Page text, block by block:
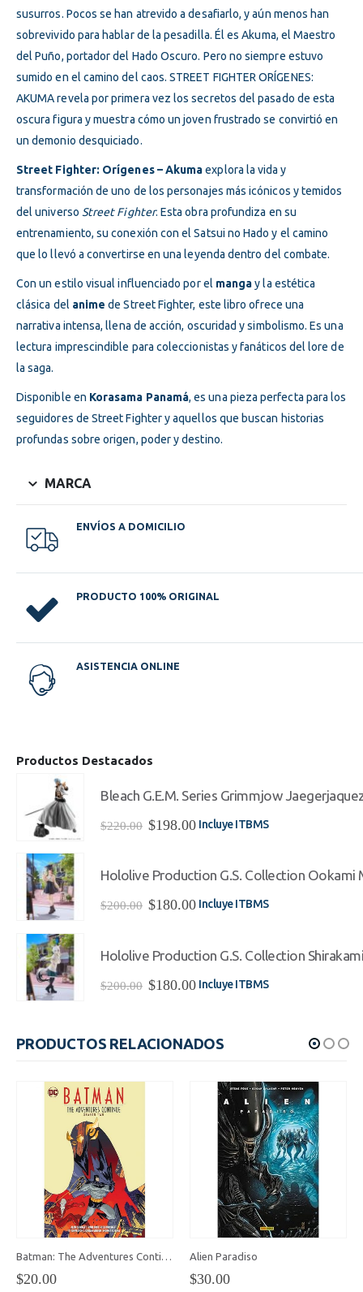
susurros. Pocos se han atrevido a desafiarlo, y aún menos han
sobrevivido para hablar de la pesadilla. Él es Akuma, el Maestro
del Puño, portador del Hado Oscuro. Pero no siempre estuvo
sumido en el camino del caos. STREET FIGHTER ORÍGENES:
AKUMA revela por primera vez los secretos del pasado de esta
oscura figura y muestra cómo un joven frustrado se convirtió en
un demonio desquiciado.
Street Fighter: Orígenes – Akumaexplora la vida y
transformación de uno de los personajes más icónicos y temidos
del universo Street Fighter. Esta obra profundiza en su
entrenamiento, su conexión con el Satsui no Hado y el camino
que lo llevó a convertirse en una leyenda dentro del combate.
Con un estilo visual influenciado por el mangay la estética
clásica del anime de Street Fighter, este libro ofrece una
narrativa intensa, llena de acción, oscuridad y simbolismo. Es una
lectura imprescindible para coleccionistas y fanáticos del lore de
la saga.
Disponible en Korasama Panamá, es una pieza perfecta para los
seguidores de Street Fighter y aquellos que buscan historias
profundas sobre origen, poder y destino.
MARCA
ENVÍOS A DOMICILIO
PRODUCTO 100% ORIGINAL
ASISTENCIA ONLINE
Productos Destacados
Bleach G.E.M. Series Grimmjow
$220.00 El
era:
$198.00El
es:
Incluye ITBMS
Hololive Production G.S. Collection Ookami
$200.00 El
era:
$180.00El
es:
Incluye ITBMS
Hololive Production G.S. Collection
$200.00 El
$200.00.
$180.00El
$180.00.
Incluye ITBMS
PRODUCTOS RELACIONADOS
Batman: The Adventures Continue: Season 2 – Comic (Inglés)
$20.00
Alien Paradiso
$30.00